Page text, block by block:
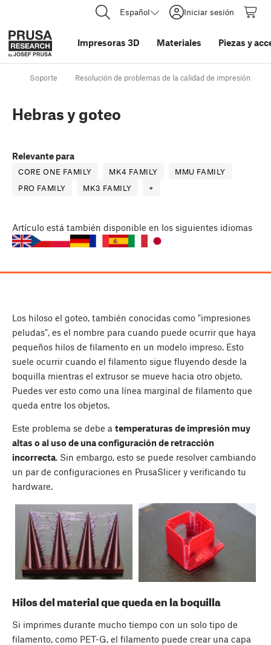
Español Iniciar sesión
Impresoras 3D Materiales Piezas y
Soporte Resolución de problemas de la calidad de impresión
Hebras y goteo
Relevante para
CORE ONE FAMILY MK4 FAMILY
MMU FAMILY
PRO FAMILY
MK3 FAMILY +
Artículo está también disponible en los siguientes idiomas
Los hiloso el goteo, también conocidas como "impresiones
peludas", es el nombre para cuando puede ocurrir que haya
pequeños hilos de filamento en un modelo impreso. Esto
suele ocurrir cuando el filamento sigue fluyendo desde la
boquilla mientras el extrusor se mueve hacia otro objeto.
Puedes ver esto como una línea marginal de filamento que
queda entre los objetos.
Este problema se debe a temperaturas de impresión muy
altas o al uso de una configuración de retracción
incorrecta. Sin embargo, esto se puede resolver cambiando
un par de configuraciones en PrusaSlicer y verificando tu
hardware.
Hilos del material que queda en la boquilla
Si imprimes durante mucho tiempo con un solo tipo de
filamento, como PET-G, el filamento puede crear una capa